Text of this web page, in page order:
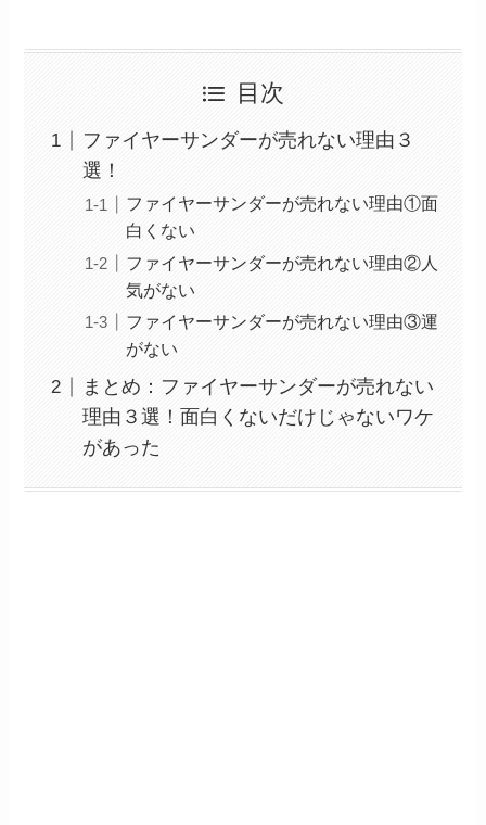
目次
ファイヤーサンダーが売れない理由３
選！
ファイヤーサンダーが売れない理由①面
白くない
ファイヤーサンダーが売れない理由②人
気がない
ファイヤーサンダーが売れない理由③運
がない
まとめ：ファイヤーサンダーが売れない
理由３選！面白くないだけじゃないワケ
があった